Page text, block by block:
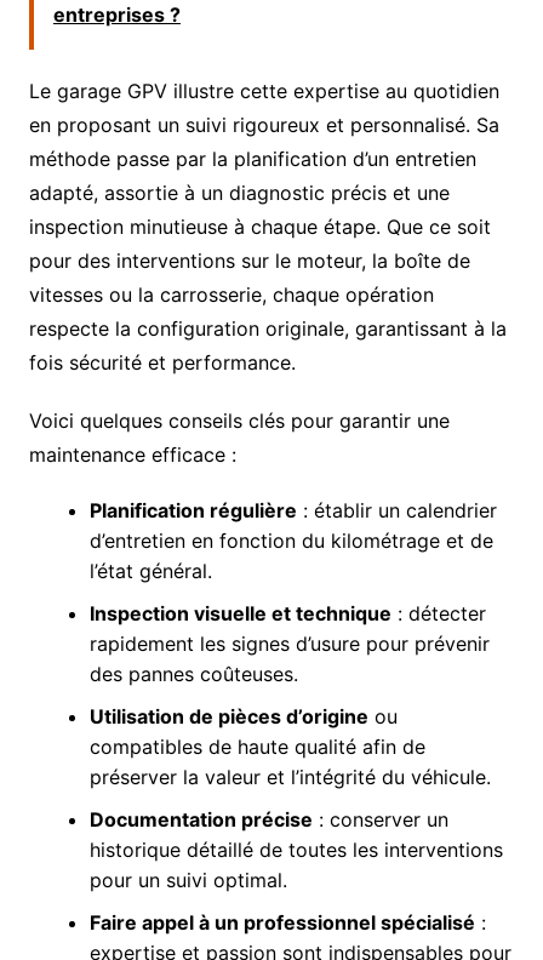
entreprises ?
Le garage GPV illustre cette expertise au quotidien
en proposant un suivi rigoureux et personnalisé. Sa
méthode passe par la planification d’un entretien
adapté, assortie à un diagnostic précis et une
inspection minutieuse à chaque étape. Que ce soit
pour des interventions sur le moteur, la boîte de
vitesses ou la carrosserie, chaque opération
respecte la configuration originale, garantissant à la
fois sécurité et performance.
Voici quelques conseils clés pour garantir une
maintenance efficace :
Planification régulière : établir un calendrier
d’entretien en fonction du kilométrage et de
l’état général.
Inspection visuelle et technique : détecter
rapidement les signes d’usure pour prévenir
des pannes coûteuses.
Utilisation de pièces d’origine ou
compatibles de haute qualité afin de
préserver la valeur et l’intégrité du véhicule.
Documentation précise : conserver un
historique détaillé de toutes les interventions
pour un suivi optimal.
Faire appel à un professionnel spécialisé :
expertise et passion sont indispensables pour